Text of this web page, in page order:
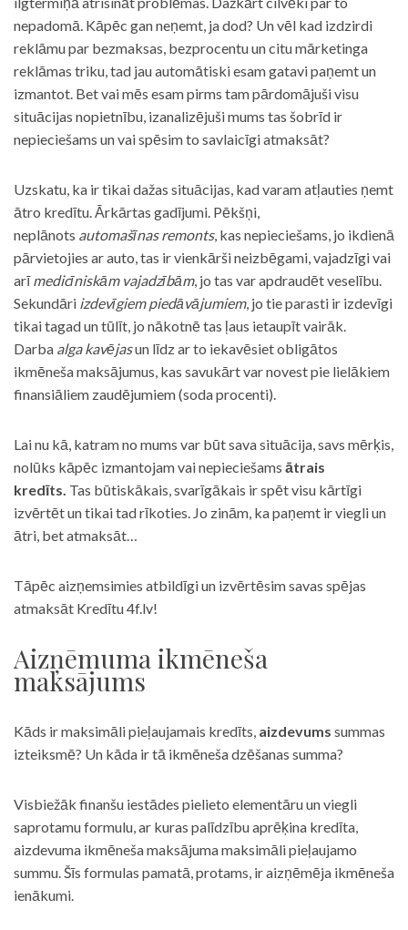
nepadomā. Kāpēc gan neņemt, ja dod? Un vēl kad izdzirdi
reklāmu par bezmaksas, bezprocentu un citu mārketinga
reklāmas triku, tad jau automātiski esam gatavi paņemt un
izmantot. Bet vai mēs esam pirms tam pārdomājuši visu
situācijas nopietnību, izanalizējuši mums tas šobrīd ir
nepieciešams un vai spēsim to savlaicīgi atmaksāt?
Uzskatu, ka ir tikai dažas situācijas, kad varam atļauties ņemt
ātro kredītu. Ārkārtas gadījumi. Pēkšņi,
neplānots automašīnas remonts, kas nepieciešams, jo ikdienā
pārvietojies ar auto, tas ir vienkārši neizbēgami, vajadzīgi vai
arīmedicīniskām vajadzībām, jo tas var apdraudēt veselību.
Sekundāri izdevīgiem piedāvājumiem, jo tie parasti ir izdevīgi
tikai tagad un tūlīt, jo nākotnē tas ļaus ietaupīt vairāk.
Darba alga kavējasun līdz ar to iekavēsiet obligātos
ikmēneša maksājumus, kas savukārt var novest pie lielākiem
finansiāliem zaudējumiem (soda procenti).
Lai nu kā, katram no mums var būt sava situācija, savs mērķis,
nolūks kāpēc izmantojam vai nepieciešams ātrais
kredīts. Tas būtiskākais, svarīgākais ir spēt visu kārtīgi
izvērtēt un tikai tad rīkoties. Jo zinām, ka paņemt ir viegli un
ātri, bet atmaksāt…
Tāpēc aizņemsimies atbildīgi un izvērtēsim savas spējas
atmaksāt Kredītu 4f.lv!
Aizņēmuma ikmēneša
maksājums
Kāds ir maksimāli pieļaujamais kredīts, aizdevums summas
izteiksmē? Un kāda ir tā ikmēneša dzēšanas summa?
Visbiežāk finanšu iestādes pielieto elementāru un viegli
saprotamu formulu, ar kuras palīdzību aprēķina kredīta,
aizdevuma ikmēneša maksājuma maksimāli pieļaujamo
summu. Šīs formulas pamatā, protams, ir aizņēmēja ikmēneša
ienākumi.